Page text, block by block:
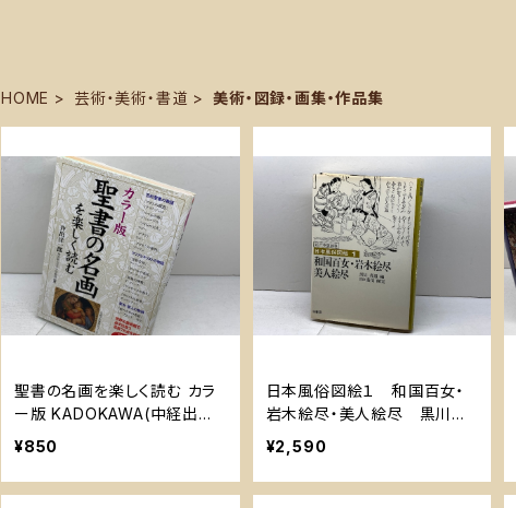
HOME 芸術・美術・書道 美術・図録・画集・作品集
聖書の名画を楽しく読む カラ
ー版 KADOKAWA(中経出版)
井出 洋一郎
¥850
日本風俗図絵１ 和国百女・
岩木絵尽・美人絵尽 黒川真
道編 菱川師宣図絵 柏書房
¥2,590